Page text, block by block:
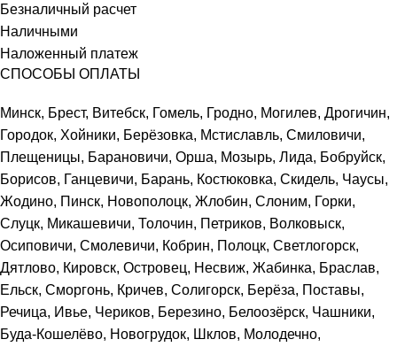
Безналичный расчет
Наличными
Наложенный платеж
СПОСОБЫ ОПЛАТЫ
Минск, Брест, Витебск, Гомель, Гродно, Могилев, Дрогичин,
Городок, Хойники, Берёзовка, Мстиславль, Смиловичи,
Плещеницы, Барановичи, Орша, Мозырь, Лида, Бобруйск,
Борисов, Ганцевичи, Барань, Костюковка, Скидель, Чаусы,
Жодино, Пинск, Новополоцк, Жлобин, Слоним, Горки,
Слуцк, Микашевичи, Толочин, Петриков, Волковыск,
Осиповичи, Смолевичи, Кобрин, Полоцк, Светлогорск,
Дятлово, Кировск, Островец, Несвиж, Жабинка, Браслав,
Ельск, Сморгонь, Кричев, Солигорск, Берёза, Поставы,
Речица, Ивье, Чериков, Березино, Белоозёрск, Чашники,
Буда-Кошелёво, Новогрудок, Шклов, Молодечно,